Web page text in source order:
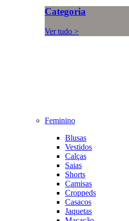
Categoria
Ver tudo >
Feminino
Blusas
Vestidos
Calças
Saias
Shorts
Camisas
Croppeds
Casacos
Jaquetas